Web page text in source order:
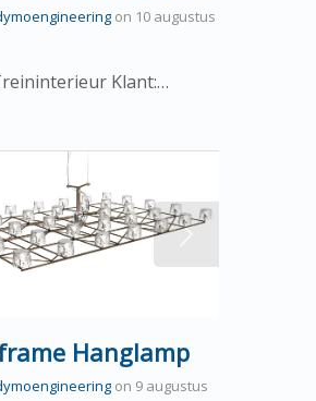
on 10 augustus
Klant:…
Hanglamp
on 9 augustus